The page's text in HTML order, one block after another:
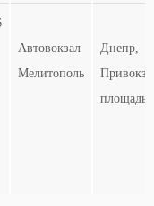
Автовокзал
Мелитополь
Днепр,
площадь